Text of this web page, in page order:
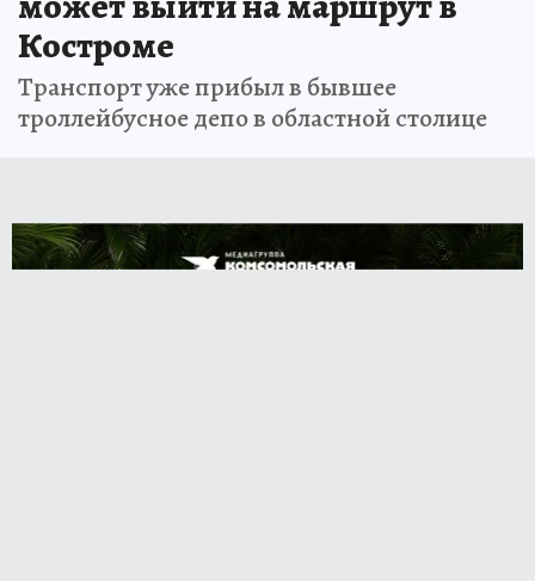
Костроме
Транспорт уже прибыл в бывшее
троллейбусное депо в областной столице